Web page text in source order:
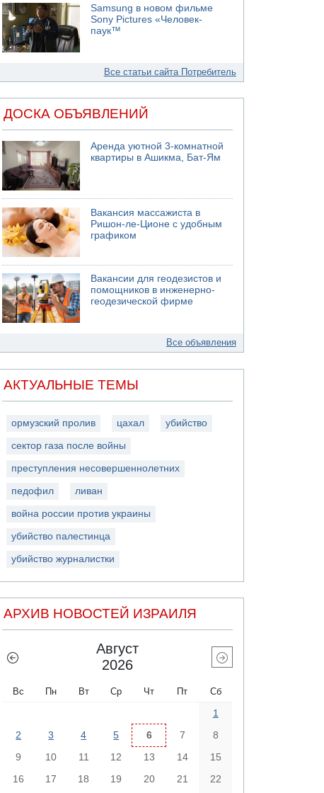
Samsung в новом фильме
Sony Pictures «Человек-
паук™
Все статьи сайта Потребитель
ДОСКА ОБЪЯВЛЕНИЙ
Аренда уютной 3-комнатной
квартиры в Ашикма, Бат-Ям
Вакансия массажиста в
Ришон-ле-Ционе с удобным
графиком
Вакансии для геодезистов и
помощников в инженерно-
геодезической фирме
Все объявления
АКТУАЛЬНЫЕ ТЕМЫ
ормузский пролив цахал убийство
сектор газа после войны
преступления несовершеннолетних
педофил ливан
война россии против украины
убийство палестинца
убийство журналистки
АРХИВ НОВОСТЕЙ ИЗРАИЛЯ
Август
2026
Вс Пн Вт Ср Чт Пт Сб
1
2
3 4 5 6 7
8
9
10 11 12 13 14
15
16
17 18 19 20 21 22